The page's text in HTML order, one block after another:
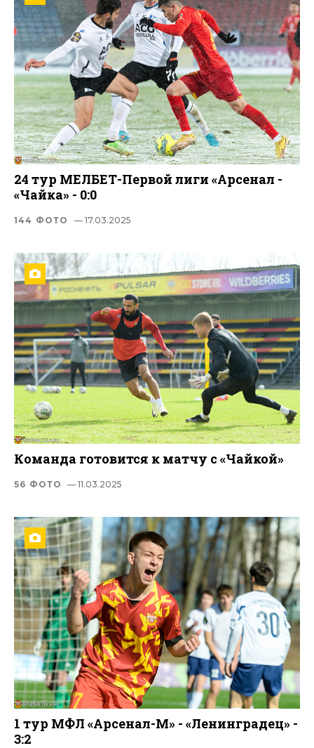
24 тур МЕЛБЕТ-Первой лиги «Арсенал -
«Чайка» - 0:0
144 ФОТО — 17.03.2025
Команда готовится к матчу с «Чайкой»
56 ФОТО — 11.03.2025
1 тур МФЛ «Арсенал-М» - «Ленинградец» -
3:2